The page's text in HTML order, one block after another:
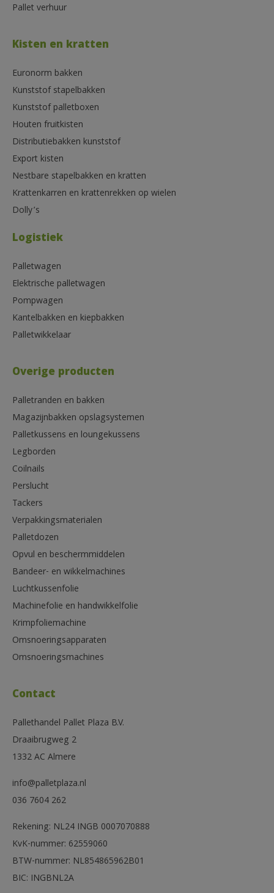
Pallet verhuur
Kisten en kratten
Euronorm bakken
Kunststof stapelbakken
Kunststof palletboxen
Houten fruitkisten
Distributiebakken kunststof
Export kisten
Nestbare stapelbakken en kratten
Krattenkarren en krattenrekken op wielen
Dolly’s
Logistiek
Palletwagen
Elektrische palletwagen
Pompwagen
Kantelbakken en kiepbakken
Palletwikkelaar
Overige producten
Palletranden en bakken
Magazijnbakken opslagsystemen
Palletkussens en loungekussens
Legborden
Coilnails
Perslucht
Tackers
Verpakkingsmaterialen
Palletdozen
Opvul en beschermmiddelen
Bandeer- en wikkelmachines
Luchtkussenfolie
Machinefolie en handwikkelfolie
Krimpfoliemachine
Omsnoeringsapparaten
Omsnoeringsmachines
Contact
Pallethandel Pallet Plaza B.V.
Draaibrugweg 2
1332 AC Almere
info@palletplaza.nl
036 7604 262
Rekening: NL24 INGB 0007070888
KvK-nummer: 62559060
BTW-nummer: NL854865962B01
BIC: INGBNL2A